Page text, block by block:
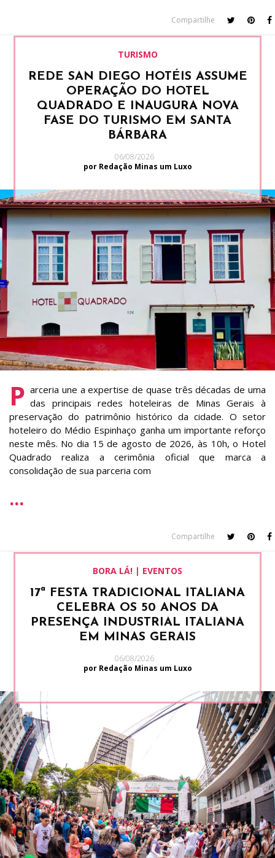
Compartilhe
TURISMO
REDE SAN DIEGO HOTÉIS ASSUME
OPERAÇÃO DO HOTEL
QUADRADO E INAUGURA NOVA
FASE DO TURISMO EM SANTA
BÁRBARA
06/08/2026
por Redação Minas um Luxo
P arceria une a expertise de quase três décadas de uma
das principais redes hoteleiras de Minas Gerais à
preservação do patrimônio histórico da cidade. O setor
hoteleiro do Médio Espinhaço ganha um importante reforço
neste mês. No dia 15 de agosto de 2026, às 10h, o Hotel
Quadrado realiza a cerimônia oficial que marca a
consolidação de sua parceria com
Compartilhe
BORA LÁ! | EVENTOS
17ª FESTA TRADICIONAL ITALIANA
CELEBRA OS 50 ANOS DA
PRESENÇA INDUSTRIAL ITALIANA
EM MINAS GERAIS
06/08/2026
por Redação Minas um Luxo